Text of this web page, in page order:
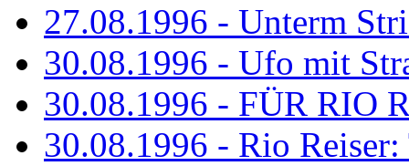
27.08.1996 - Unterm
30.08.1996 - Ufo mit
30.08.1996 - FÜR RIO
30.08.1996 - Rio